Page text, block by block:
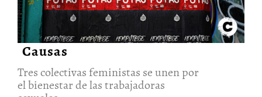
Causas
Tres colectivas feministas se unen por
el bienestar de las trabajadoras